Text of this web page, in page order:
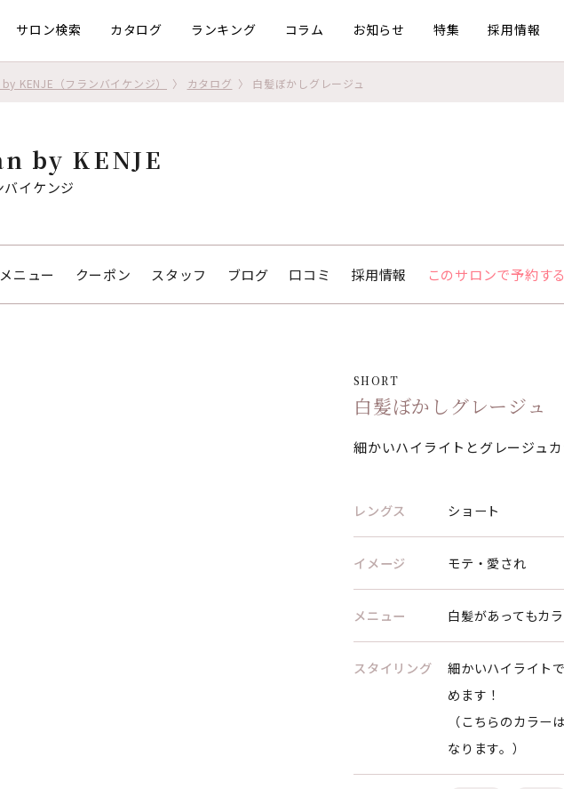
サロン検索 カタログ ランキング コラム お知らせ 特集 採用情報
KENJE（フランバイケンジ） カタログ 白髪ぼかしグレージュ
by KENJE
バイケンジ
メニュー クーポン スタッフ ブログ 口コミ 採用情報 このサロンで予約する
SHORT
白髪ぼかしグレージュ
細かいハイライトとグレージュ
レングス ショート
イメージ モテ・愛され
メニュー 白髪があってもカ
スタイリング
細かいハイライト
めます！
（こちらのカラ
なります。）